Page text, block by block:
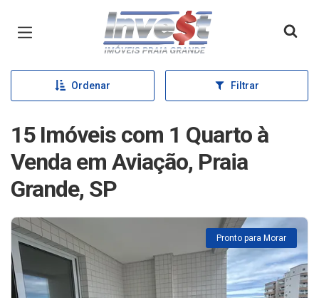
Página inicial
Ordenar Filtrar
15 Imóveis com 1 Quarto à
Venda em Aviação, Praia
Grande, SP
Pronto para Morar